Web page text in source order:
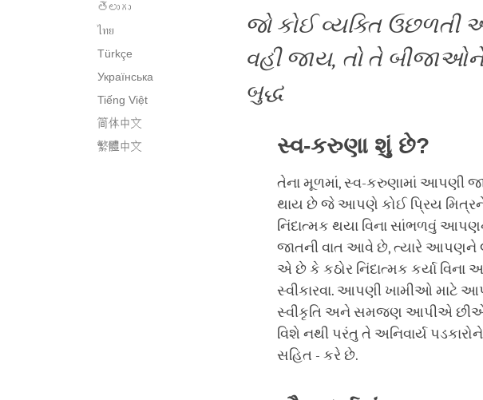
తెలుగు
ไทย
Türkçe
Українська
Tiếng Việt
简体中文
繁體中文
જો કોઈ વ્યક્તિ ઉછળતી
વહી જાય, તો તે બીજાઓને
બુદ્ધ
સ્વ-કરુણા શું છે?
તેના મૂળમાં, સ્વ-કરુણામાં આપણી
થાય છે જે આપણે કોઈ પ્રિય
નિંદાત્મક થયા વિના સાંભળવું
જાતની વાત આવે છે, ત્યારે આપણને
એ છે કે કઠોર નિંદાત્મક કર્યા
સ્વીકારવા. આપણી ખામીઓ માટે
સ્વીકૃતિ અને સમજણ આપીએ છીએ.
વિશે નથી પરંતુ તે અનિવાર્ય
સહિત - કરે છે.